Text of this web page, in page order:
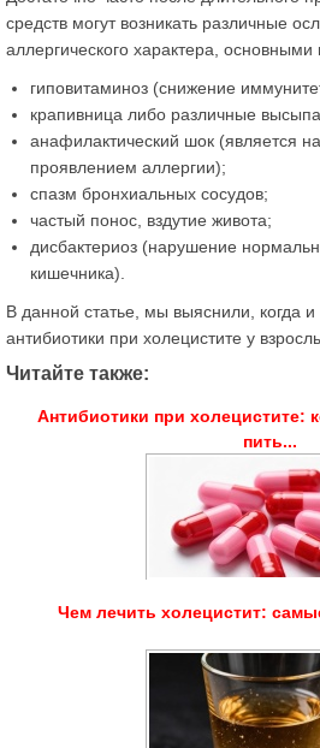
средств могут возникать различные
аллергического характера,
гиповитаминоз (снижение
крапивница либо различные
анафилактический шок (является
проявлением аллергии);
спазм бронхиальных сосудов;
частый понос, вздутие живота;
дисбактериоз (нарушение
кишечника).
В данной статье, мы выяснили, когда и
антибиотики при холецистите у
Читайте также:
Антибиотики при холецистите:
пить...
Чем лечить холецистит: